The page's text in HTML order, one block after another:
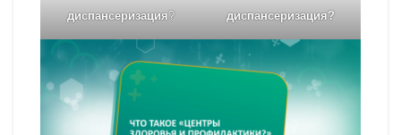
диспансеризация?
диспансеризация?